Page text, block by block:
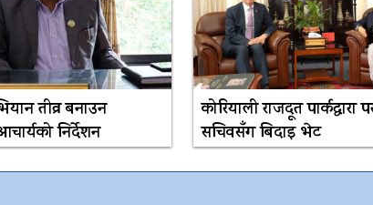
तीव्र बनाउन
निर्देशन
कोरियाली राजदूत पार्कद्वारा
सचिवसँग बिदाइ भेट